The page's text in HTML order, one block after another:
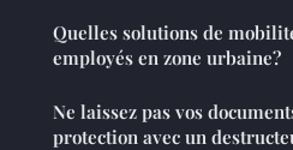
Quelles solutions de
employés en zone urbaine?
Ne laissez pas vos
protection avec un